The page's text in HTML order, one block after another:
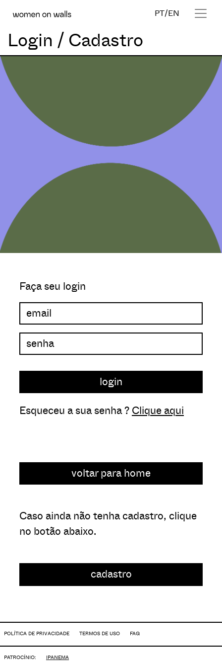
PT/EN
Login / Cadastro
Faça seu login
Esqueceu a sua senha ? Clique aqui
voltar para home
Caso ainda não tenha cadastro, clique
no botão abaixo.
cadastro
POLÍTICA DE PRIVACIDADE TERMOS DE USO FAQ
PATROCÍNIO: IPANEMA